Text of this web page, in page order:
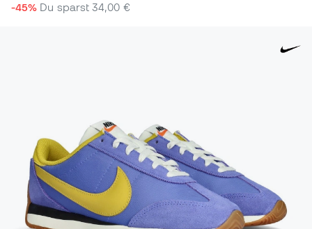
-45% Du sparst34,00 €